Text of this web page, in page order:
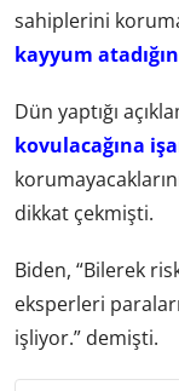
sahiplerini
kayyum
Dün yaptığı
kovulacağına
dikkat çekmişti.
Biden, “Bilerek
eksperleri
işliyor.” demişti.